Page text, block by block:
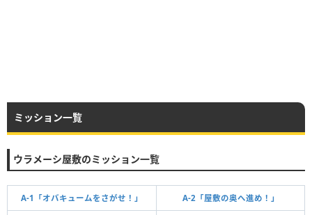
ミッション一覧
ウラメーシ屋敷のミッション一覧
A-1「オバキュームをさがせ！」 A-2「屋敷の奥へ進め！」